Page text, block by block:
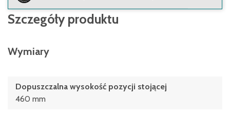
Szczegóły produktu
Wymiary
Dopuszczalna wysokość pozycji stojącej
460 mm